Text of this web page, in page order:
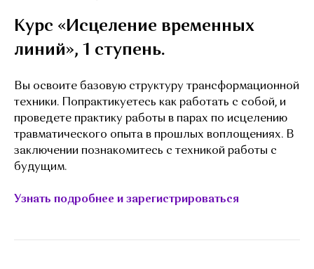
Курс «Исцеление временных
линий», 1 ступень.
Вы освоите базовую структуру трансформационной
техники. Попрактикуетесь как работать с собой, и
проведете практику работы в парах по исцелению
травматического опыта в прошлых воплощениях. В
заключении познакомитесь с техникой работы с
будущим.
Узнать подробнее и зарегистрироваться